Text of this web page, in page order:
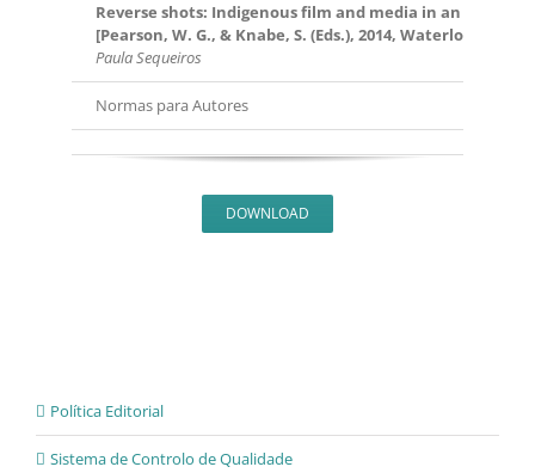
Reverse shots: Indigenous film and media in an
[Pearson, W. G., & Knabe, S. (Eds.), 2014, Waterloo,
Paula Sequeiros
Normas para Autores
DOWNLOAD
Política Editorial
Sistema de Controlo de Qualidade